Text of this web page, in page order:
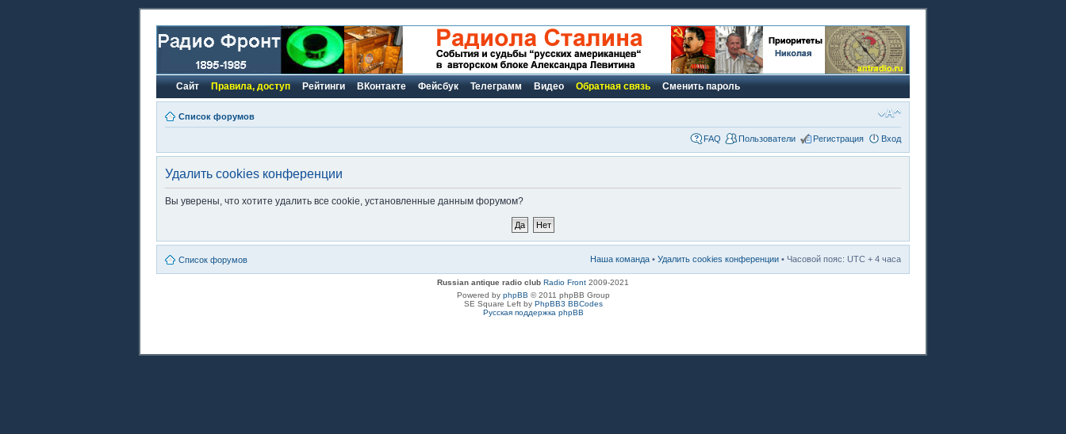
Сайт Правила, доступ Рейтинги ВКонтакте Фейсбук Телеграмм Видео Обратная связь Сменить пароль
Список форумов
FAQ Пользователи Регистрация Вход
Удалить cookies конференции
Вы уверены, что хотите удалить все cookie, установленные данным форумом?
Список форумов Наша команда • Удалить cookies конференции • Часовой пояс: UTC + 4 часа
Russian antique radio club Radio Front 2009-2021
Powered by phpBB © 2011 phpBB Group
SE Square Left by PhpBB3 BBCodes
Русская поддержка phpBB